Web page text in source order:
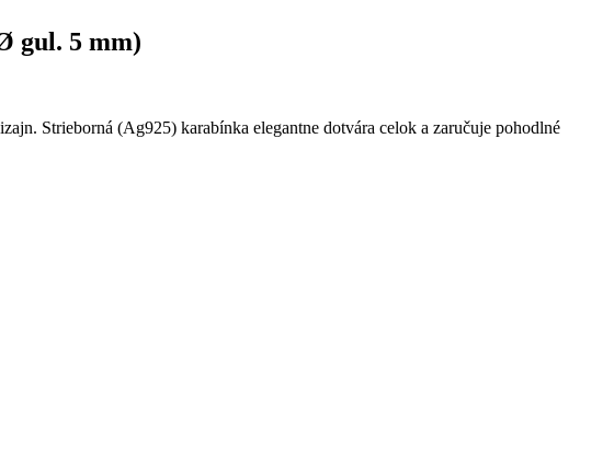
gul. 5 mm)
Strieborná (Ag925) karabínka elegantne dotvára celok a zaručuje pohodlné